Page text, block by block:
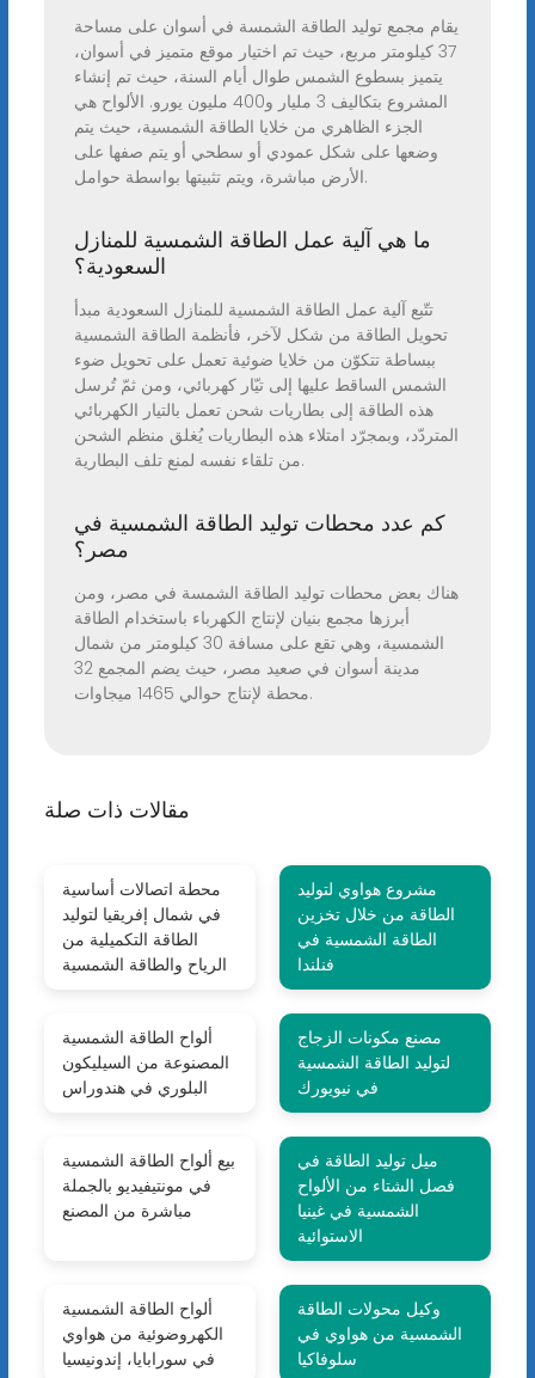
يقام مجمع توليد الطاقة الشمسة في أسوان على مساحة
37 كيلومتر مربع، حيث تم اختيار موقع متميز في أسوان،
يتميز بسطوع الشمس طوال أيام السنة، حيث تم إنشاء
المشروع بتكاليف 3 مليار و400 مليون يورو. الألواح هي
الجزء الظاهري من خلايا الطاقة الشمسية، حيث يتم
وضعها على شكل عمودي أو سطحي أو يتم صفها على
الأرض مباشرة، ويتم تثبيتها بواسطة حوامل.
ما هي آلية عمل الطاقة الشمسية للمنازل
السعودية؟
تتّبع آلية عمل الطاقة الشمسية للمنازل السعودية مبدأ
تحويل الطاقة من شكل لآخر، فأنظمة الطاقة الشمسية
ببساطة تتكوّن من خلايا ضوئية تعمل على تحويل ضوء
الشمس الساقط عليها إلى تيّار كهربائي، ومن ثمّ تُرسل
هذه الطاقة إلى بطاريات شحن تعمل بالتيار الكهربائي
المتردّد، وبمجرّد امتلاء هذه البطاريات يُغلق منظم الشحن
من تلقاء نفسه لمنع تلف البطارية.
كم عدد محطات توليد الطاقة الشمسية في
مصر؟
هناك بعض محطات توليد الطاقة الشمسة في مصر، ومن
أبرزها مجمع بنيان لإنتاج الكهرباء باستخدام الطاقة
الشمسية، وهي تقع على مسافة 30 كيلومتر من شمال
مدينة أسوان في صعيد مصر، حيث يضم المجمع 32
محطة لإنتاج حوالي 1465 ميجاوات.
مقالات ذات صلة
محطة اتصالات أساسية
في شمال إفريقيا لتوليد
الطاقة التكميلية من
الرياح والطاقة الشمسية
مشروع هواوي لتوليد
الطاقة من خلال تخزين
الطاقة الشمسية في
فنلندا
ألواح الطاقة الشمسية
المصنوعة من السيليكون
البلوري في هندوراس
مصنع مكونات الزجاج
لتوليد الطاقة الشمسية
في نيويورك
بيع ألواح الطاقة الشمسية
في مونتيفيديو بالجملة
مباشرة من المصنع
ميل توليد الطاقة في
فصل الشتاء من الألواح
الشمسية في غينيا
الاستوائية
ألواح الطاقة الشمسية
الكهروضوئية من هواوي
في سورابايا، إندونيسيا
وكيل محولات الطاقة
الشمسية من هواوي في
سلوفاكيا